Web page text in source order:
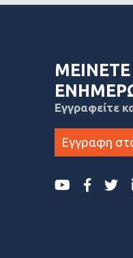
ΜΕΙΝΕΤΕ
Εγγραφείτε
Εγγραφη